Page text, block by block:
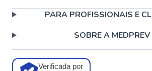
PARA PROFISSIONAIS E
SOBRE A MEDPREV
Verificada por